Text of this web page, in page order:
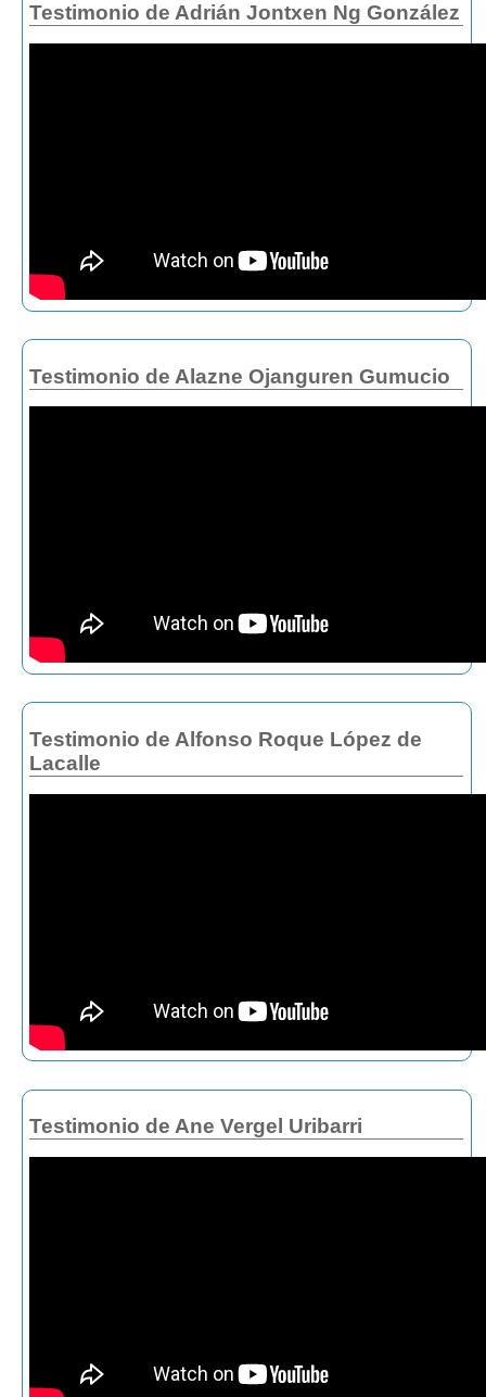
Testimonio de Adrián Jontxen Ng González
Testimonio de Alazne Ojanguren Gumucio
Testimonio de Alfonso Roque López de
Lacalle
Testimonio de Ane Vergel Uribarri